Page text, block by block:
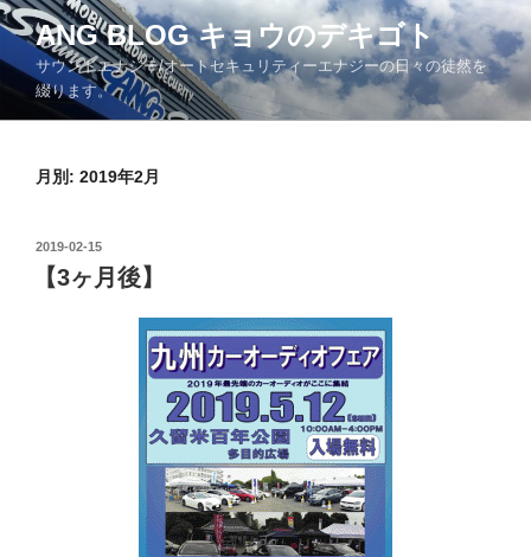
コ
ン
テ
ツ
ANG BLOG キョウのデキゴト
サウンドエナジー/オートセキュリティーエナジーの日々の徒然を
綴ります。
月別: 2019年2月
投
稿
日:
2019-02-15
【3ヶ月後】